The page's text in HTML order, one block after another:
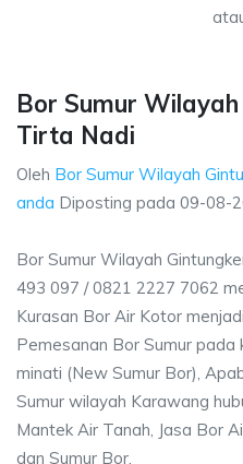
Bor Sumur
Tirta Nadi
Oleh Bor Sumur Wilayah
anda Diposting pada 09-08-
Bor Sumur Wilayah
493 097 / 0821 2227 7062
Kurasan Bor Air Kotor
Pemesanan Bor Sumur
minati (New Sumur Bor),
Sumur wilayah Karawang
Mantek Air Tanah, Jasa Bor
dan Sumur Bor.